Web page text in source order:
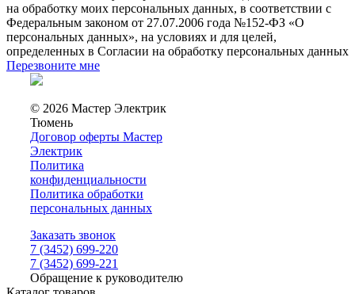
на обработку моих персональных данных, в соответствии с
Федеральным законом от 27.07.2006 года №152-ФЗ «О
персональных данных», на условиях и для целей,
определенных в Согласии на обработку персональных данных
Перезвоните мне
© 2026 Мастер Электрик
Тюмень
Договор оферты Мастер
Электрик
Политика
конфиденциальности
Политика обработки
персональных данных
Заказать звонок
7 (3452) 699-220
7 (3452) 699-221
Обращение к руководителю